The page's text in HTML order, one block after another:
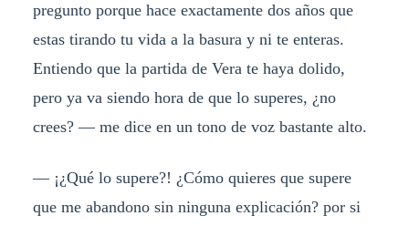
pregunto porque hace exactamente dos años que
estas tirando tu vida a la basura y ni te enteras.
Entiendo que la partida de Vera te haya dolido,
pero ya va siendo hora de que lo superes, ¿no
crees?—me dice en un tono de voz bastante alto.
— ¡¿Qué lo supere?! ¿Cómo quieres que supere
que me abandono sin ninguna explicación? por si